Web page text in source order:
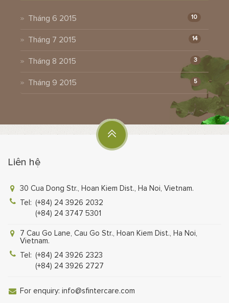
Tháng 6 2015 10
Tháng 7 2015 14
Tháng 8 2015 3
Tháng 9 2015 5
Liên hệ
30 Cua Dong Str., Hoan Kiem Dist., Ha Noi, Vietnam.
Tel: (+84) 24 3926 2032
(+84) 24 3747 5301
7 Cau Go Lane, Cau Go Str., Hoan Kiem Dist., Ha Noi,
Vietnam.
Tel: (+84) 24 3926 2323
(+84) 24 3926 2727
For enquiry: info@sfintercare.com